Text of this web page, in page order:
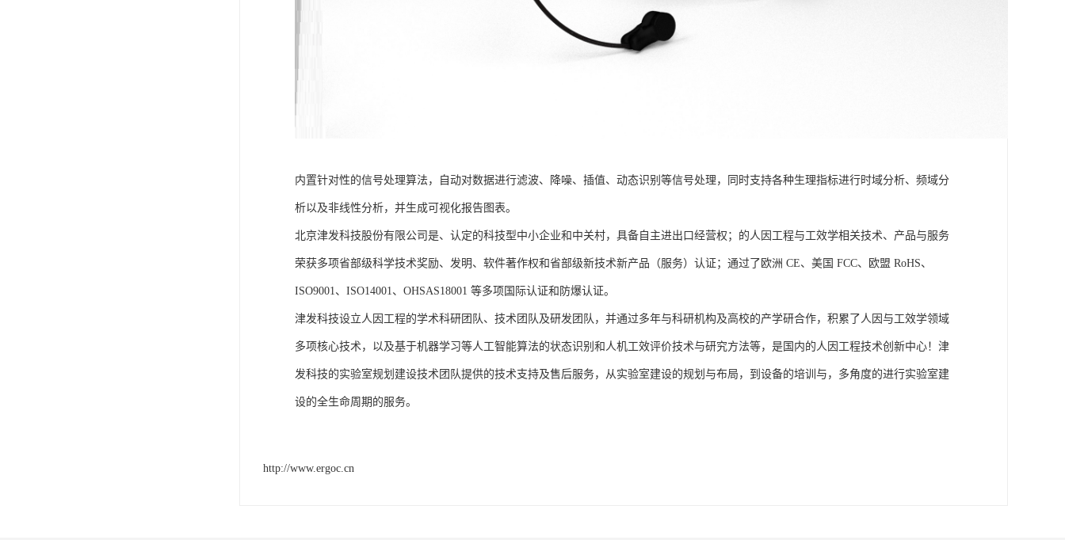
内置针对性的信号处理算法，自动对数据进行滤波、降噪、插值、动态识别等信号处理，同时支持各种生理指标进行时域分析、频域分
析以及非线性分析，并生成可视化报告图表。
北京津发科技股份有限公司是、认定的科技型中小企业和中关村，具备自主进出口经营权；的人因工程与工效学相关技术、产品与服务
荣获多项省部级科学技术奖励、发明、软件著作权和省部级新技术新产品（服务）认证；通过了欧洲 CE、美国 FCC、欧盟 RoHS、
ISO9001、ISO14001、OHSAS18001 等多项国际认证和防爆认证。
津发科技设立人因工程的学术科研团队、技术团队及研发团队，并通过多年与科研机构及高校的产学研合作，积累了人因与工效学领域
多项核心技术，以及基于机器学习等人工智能算法的状态识别和人机工效评价技术与研究方法等，是国内的人因工程技术创新中心！津
发科技的实验室规划建设技术团队提供的技术支持及售后服务，从实验室建设的规划与布局，到设备的培训与，多角度的进行实验室建
设的全生命周期的服务。
http://www.ergoc.cn